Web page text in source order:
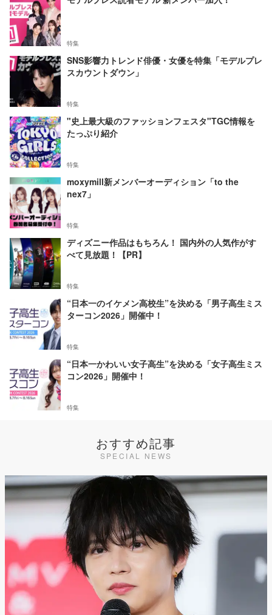
特集
SNS影響力トレンド俳優・女優を特集「モデルプレ
スカウントダウン」
特集
"史上最大級のファッションフェスタ"TGC情報を
たっぷり紹介
特集
moxymill新メンバーオーディション「to the
nex7」
特集
ディズニー作品はもちろん！ 国内外の人気作がす
べて見放題！【PR】
特集
“日本一のイケメン高校生”を決める「男子高生ミス
ターコン2026」開催中！
特集
“日本一かわいい女子高生”を決める「女子高生ミス
コン2026」開催中！
特集
おすすめ記事
SPECIAL NEWS